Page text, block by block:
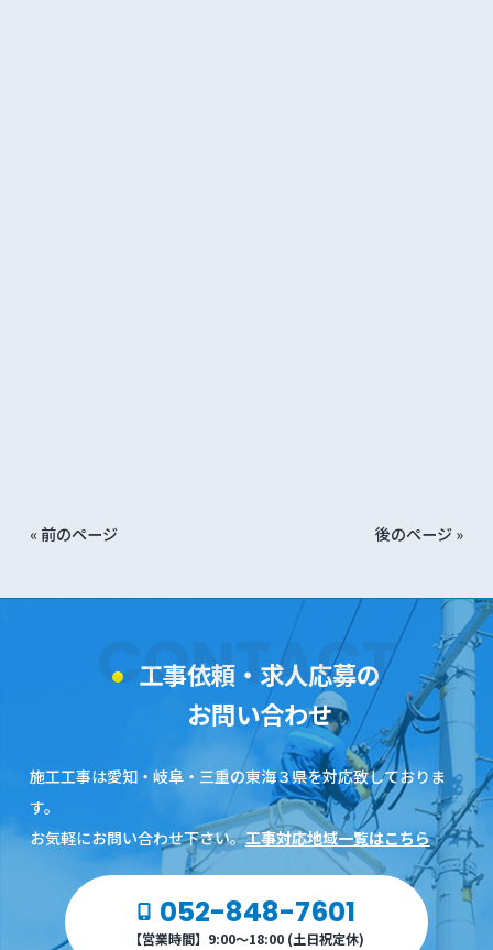
« 前のページ 後のページ »
工事依頼・求人応募の
お問い合わせ
CONTACT
施工工事は愛知・岐阜・三重の東海３県を対応致しておりま
す。
お気軽にお問い合わせ下さい。工事対応地域一覧はこちら
052-848-7601
【営業時間】9:00～18:00 (土日祝定休)